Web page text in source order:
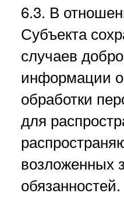
6.3. В
Субъекта
случаев
информации
обработки
для
возложенных
обязанностей.